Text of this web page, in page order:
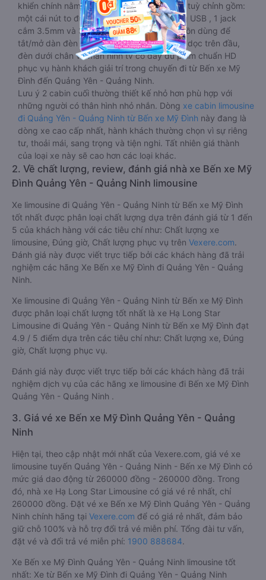
khiển chính nằm ngay cạnh đầu để tiện tay tuỳ chỉnh gồm:
một cái nút to đùng để gọi tiếp viên, 2 cổng USB , 1 jack
cắm 3.5mm và 3 cái nút có biểu tượng nguồn dùng để
tắt/mở dàn đèn chính của buồng nằm chạy dọc trên đầu,
đèn dưới chân và màn hình tv có đầy đủ phim chuẩn HD
phục vụ hành khách giải trí trong chuyến đi từ Bến xe Mỹ
Đình đến Quảng Yên - Quảng Ninh.
Lưu ý 2 cabin cuối thường thiết kế nhỏ hơn phù hợp với
những người có thân hình nhỏ nhắn. Dòng xe cabin limousine
đi Quảng Yên - Quảng Ninh từ Bến xe Mỹ Đình này đang là
dòng xe cao cấp nhất, hành khách thường chọn vì sự riêng
tư, thoải mái, sang trọng và tiện nghi. Tất nhiên giá thành
của loại xe này sẽ cao hơn các loại khác.
2. Về chất lượng, review, đánh giá nhà xe Bến xe Mỹ
Đình Quảng Yên - Quảng Ninh limousine
Xe limousine đi Quảng Yên - Quảng Ninh từ Bến xe Mỹ Đình
tốt nhất được phân loại chất lượng dựa trên đánh giá từ 1 đến
5 của khách hàng với các tiêu chí như: Chất lượng xe
limousine, Đúng giờ, Chất lượng phục vụ trên Vexere.com.
Đánh giá này được viết trực tiếp bởi các khách hàng đã trải
nghiệm các hãng Xe Bến xe Mỹ Đình đi Quảng Yên - Quảng
Ninh.
Xe limousine đi Quảng Yên - Quảng Ninh từ Bến xe Mỹ Đình
được phân loại chất lượng tốt nhất là xe Hạ Long Star
Limousine đi Quảng Yên - Quảng Ninh từ Bến xe Mỹ Đình đạt
4.9 / 5 điểm dựa trên các tiêu chí như: Chất lượng xe, Đúng
giờ, Chất lượng phục vụ.
Đánh giá này được viết trực tiếp bởi các khách hàng đã trải
nghiệm dịch vụ của các hãng xe limousine đi Bến xe Mỹ Đình
Quảng Yên - Quảng Ninh .
3. Giá vé xe Bến xe Mỹ Đình Quảng Yên - Quảng
Ninh
Hiện tại, theo cập nhật mới nhất của Vexere.com, giá vé xe
limousine tuyến Quảng Yên - Quảng Ninh - Bến xe Mỹ Đình có
mức giá dao động từ 260000 đồng - 260000 đồng. Trong
đó, nhà xe Hạ Long Star Limousine có giá vé rẻ nhất, chỉ
260000 đồng. Đặt vé xe Bến xe Mỹ Đình Quảng Yên - Quảng
Ninh chính hãng tại Vexere.com để có giá rẻ nhất, đảm bảo
giữ chỗ 100% và hỗ trợ đổi trả vé miễn phí. Tổng đài tư vấn,
đặt vé và đổi trả vé miễn phí: 1900 888684.
Xe Bến xe Mỹ Đình Quảng Yên - Quảng Ninh limousine tốt
nhất: Xe từ Bến xe Mỹ Đình đi Quảng Yên - Quảng Ninh